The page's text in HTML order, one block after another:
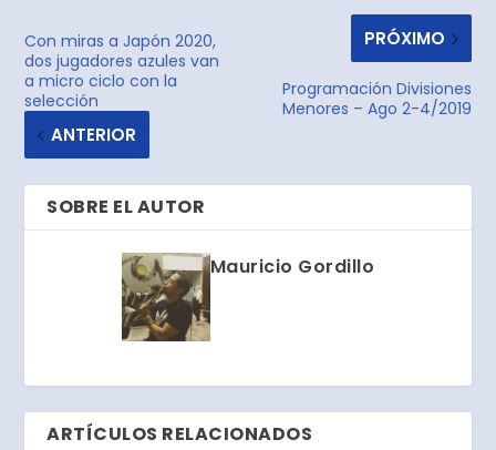
Con miras a Japón 2020,
dos jugadores azules van
a micro ciclo con la
selección
ANTERIOR
PRÓXIMO
Programación Divisiones
Menores – Ago 2-4/2019
SOBRE EL AUTOR
Mauricio Gordillo
ARTÍCULOS RELACIONADOS